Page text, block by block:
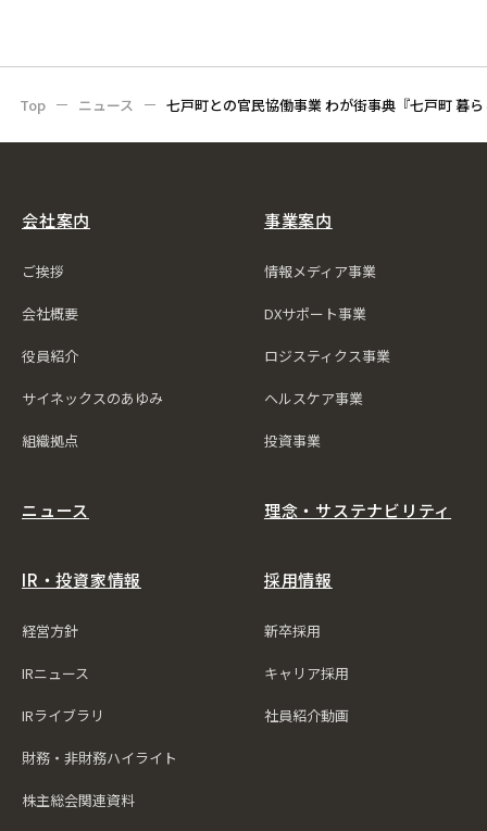
Top ニュース 七戸町との官民協働事業 わが街事典『七戸町 暮
会社案内
ご挨拶
会社概要
役員紹介
サイネックスのあゆみ
組織拠点
事業案内
情報メディア事業
DXサポート事業
ロジスティクス事業
ヘルスケア事業
投資事業
ニュース
IR・投資家情報
経営方針
IRニュース
IRライブラリ
財務・非財務ハイライト
株主総会関連資料
理念・サステナビリティ
採用情報
新卒採用
キャリア採用
社員紹介動画